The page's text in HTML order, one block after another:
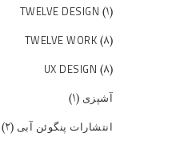
TWELVE DESIGN (۱)
TWELVE WORK (۸)
UX DESIGN (۸)
آشپزی (۱)
انتشارات پنگوئن آبی (۲)